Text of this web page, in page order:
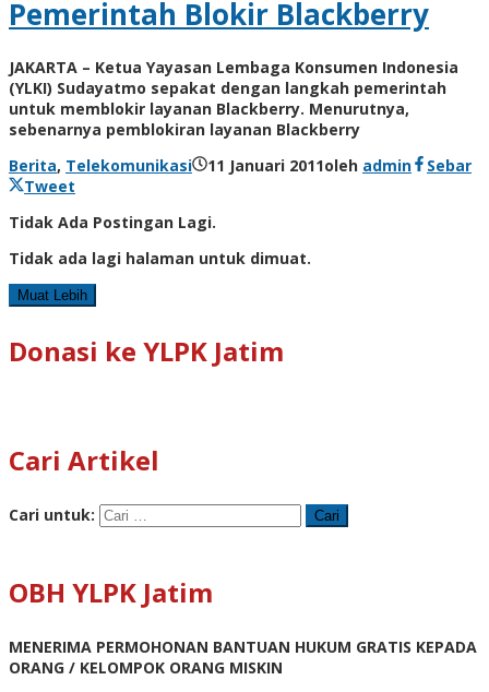
Pemerintah Blokir Blackberry
JAKARTA – Ketua Yayasan Lembaga Konsumen Indonesia
(YLKI) Sudayatmo sepakat dengan langkah pemerintah
untuk memblokir layanan Blackberry. Menurutnya,
sebenarnya pemblokiran layanan Blackberry
Berita, Telekomunikasi 11 Januari 2011oleh admin
Sebar
Tweet
Tidak Ada Postingan Lagi.
Tidak ada lagi halaman untuk dimuat.
Muat Lebih
Donasi ke YLPK Jatim
Cari Artikel
Cari untuk:
OBH YLPK Jatim
MENERIMA PERMOHONAN BANTUAN HUKUM GRATIS KEPADA
ORANG / KELOMPOK ORANG MISKIN